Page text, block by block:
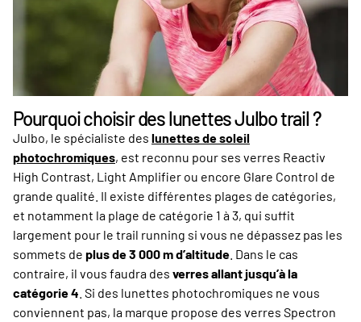
Pourquoi choisir des lunettes Julbo trail ?
Julbo, le spécialiste des lunettes de soleil
photochromiques, est reconnu pour ses verres Reactiv
High Contrast, Light Amplifier ou encore Glare Control de
grande qualité. Il existe différentes plages de catégories,
et notamment la plage de catégorie 1 à 3, qui suffit
largement pour le trail running si vous ne dépassez pas les
sommets de plus de 3 000 m d’altitude . Dans le cas
contraire, il vous faudra des verres allant jusqu’à la
catégorie 4 . Si des lunettes photochromiques ne vous
conviennent pas, la marque propose des verres Spectron